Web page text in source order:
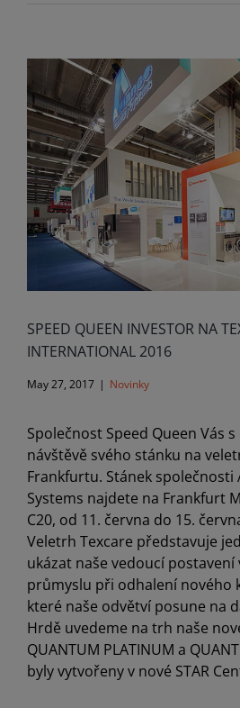
Larger
Image
SPEED QUEEN INVESTOR NA
INTERNATIONAL 2016
May 27, 2017 | Novinky
Společnost Speed Queen Vás
návštěvě svého stánku na
Frankfurtu. Stánek společnosti
Systems najdete na Frankfurt
C20, od 11. června do 15.
Veletrh Texcare představuje
ukázat naše vedoucí
průmyslu při odhalení nového
které naše odvětví posune na
Hrdě uvedeme na trh naše
QUANTUM PLATINUM a
byly vytvořeny v nové STAR